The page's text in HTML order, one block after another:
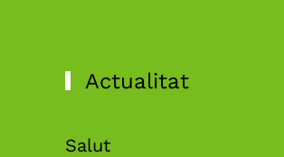
Actualitat
Salut